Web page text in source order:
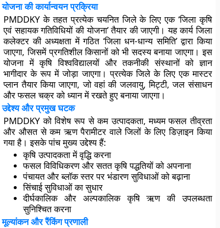
योजना की कार्यान्वयन प्रक्रिया
PMDDKY के तहत प्रत्येक चयनित जिले के लिए एक ‘जिला कृषि
एवं सहायक गतिविधियों की योजना’ तैयार की जाएगी। यह कार्य जिला
कलेक्टर की अध्यक्षता में गठित ‘जिला धन-धान्य समिति’ द्वारा किया
जाएगा, जिसमें प्रगतिशील किसानों को भी सदस्य बनाया जाएगा। इस
योजना में कृषि विश्वविद्यालयों और तकनीकी संस्थानों को ज्ञान
भागीदार के रूप में जोड़ा जाएगा। प्रत्येक जिले के लिए एक मास्टर
प्लान तैयार किया जाएगा, जो वहां की जलवायु, मिट्टी, जल संसाधन
और फसल चक्र को ध्यान में रखते हुए बनाया जाएगा।
उद्देश्य और प्रमुख घटक
PMDDKY को विशेष रूप से कम उत्पादकता, मध्यम फसल तीव्रता
और औसत से कम ऋण पैरामीटर वाले जिलों के लिए डिज़ाइन किया
गया है। इसके पांच मुख्य उद्देश्य हैं:
कृषि उत्पादकता में वृद्धि करना
फसल विविधिकरण और सतत कृषि पद्धतियों को अपनाना
पंचायत और ब्लॉक स्तर पर भंडारण सुविधाओं को बढ़ाना
सिंचाई सुविधाओं का सुधार
दीर्घकालिक और अल्पकालिक कृषि ऋण की उपलब्धता
सुनिश्चित करना
मूल्यांकन और रैंकिंग प्रणाली